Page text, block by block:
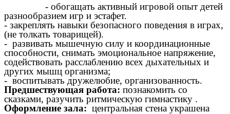
- обогащать активный игровой опыт детей
разнообразием игр и эстафет.
- закреплять навыки безопасного поведения в играх,
(не толкать товарищей).
- развивать мышечную силу и координационные
способности, снимать эмоциональное напряжение,
содействовать расслаблению всех дыхательных и
других мышц организма;
- воспитывать дружелюбие, организованность.
Предшествующая работа: познакомить со
сказками, разучить ритмическую гимнастику .
Оформление зала: центральная стена украшена